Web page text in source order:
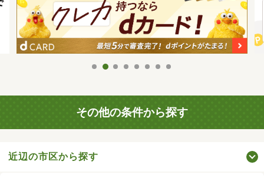
その他の条件から探す
近辺の市区から探す